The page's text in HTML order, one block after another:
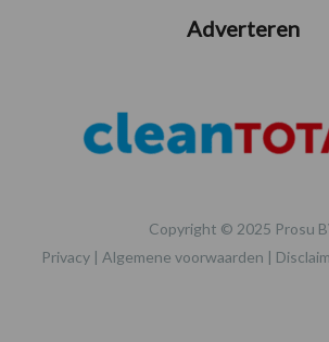
Adverteren
Copyright © 2025 Prosu
Privacy| Algemene voorwaarden |